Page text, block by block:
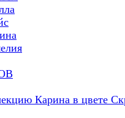
Карина в цвете